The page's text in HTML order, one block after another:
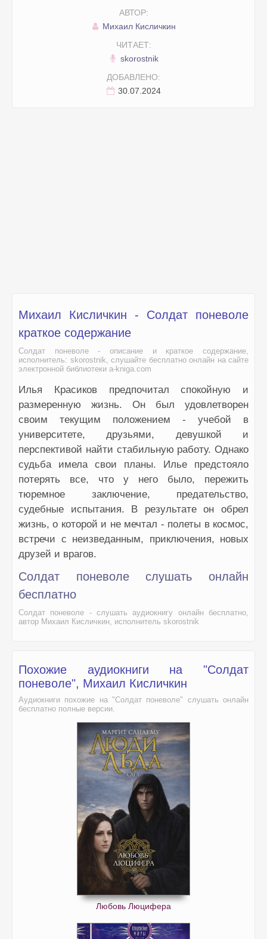
АВТОР:
Михаил Кисличкин
ЧИТАЕТ:
skorostnik
ДОБАВЛЕНО:
30.07.2024
Михаил Кисличкин - Солдат поневоле
краткое содержание
Солдат поневоле - описание и краткое содержание,
исполнитель: skorostnik, слушайте бесплатно онлайн на сайте
электронной библиотеки a-kniga.com
Илья Красиков предпочитал спокойную и
размеренную жизнь. Он был удовлетворен
своим текущим положением - учебой в
университете, друзьями, девушкой и
перспективой найти стабильную работу. Однако
судьба имела свои планы. Илье предстояло
потерять все, что у него было, пережить
тюремное заключение, предательство,
судебные испытания. В результате он обрел
жизнь, о которой и не мечтал - полеты в космос,
встречи с неизведанным, приключения, новых
друзей и врагов.
Солдат поневоле слушать онлайн
бесплатно
Солдат поневоле - слушать аудиокнигу онлайн бесплатно,
автор Михаил Кисличкин, исполнитель skorostnik
Похожие аудиокниги на "Солдат
поневоле", Михаил Кисличкин
Аудиокниги похожие на "Солдат поневоле" слушать онлайн
бесплатно полные версии.
Любовь Люцифера